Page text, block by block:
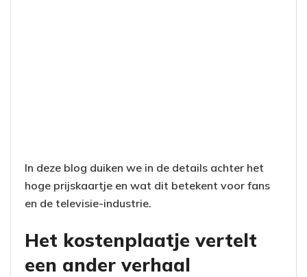
In deze blog duiken we in de details achter het
hoge prijskaartje en wat dit betekent voor fans
en de televisie-industrie.
Het kostenplaatje vertelt
een ander verhaal